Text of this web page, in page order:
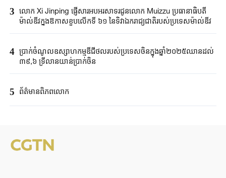
3 លោក Xi Jinping ​ផ្ញើសារអបអរសាទរជូនលោក Muizzu ប្រធានាធិបតី
ម៉ាល់ឌីវ​ក្នុងឱកាសខួបលើកទី ៦១ នៃទិវាឯករាជ្យជាតិរបស់ប្រទេសម៉ាល់ឌីវ
4 ប្រាក់ចំណូលឧស្សាហកម្មឌីជីថលរបស់ប្រទេសចិនក្នុងឆ្នាំ២០២៥​ឈានដល់
៣៩,៦ ទ្រី​លានយាន់ប្រាក់ចិន​
5 ព័ត៌មានពិភពលោក